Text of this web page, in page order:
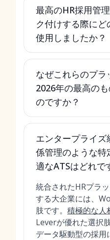
最高のHR採用管
ク付けする際にど
使用しましたか？
なぜこれらのプラ
2026年の最高の
のですか？
エンタープライズ
係管理のような特
適なATSはどれで
統合されたHRプラ
する大企業には、
肢です。 積極的な人
Leverが優れた選択
データ駆動型の採